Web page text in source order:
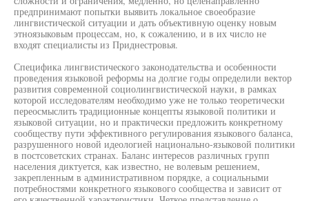
предпринимают попытки выявить локальное своеобразие
лингвистической ситуации и дать объективную оценку новым
этноязыковым процессам, но, к сожалению, и в их число не
входят специалисты из Приднестровья.
Специфика лингвистического законодательства и особенности
проведения языковой реформы на долгие годы определили вектор
развития современной социолингвистической науки, в рамках
которой исследователям необходимо уже не только теоретически
переосмыслить традиционные концепты языковой политики и
языковой ситуации, но и практически предложить конкретному
сообществу пути эффективного регулирования языкового баланса,
разрушенного новой идеологией национально-языковой политики
в постсоветских странах. Баланс интересов различных групп
населения диктуется, как известно, не волевым решением,
закрепленным в административном порядке, а социальными
потребностями конкретного языкового сообщества и зависит от